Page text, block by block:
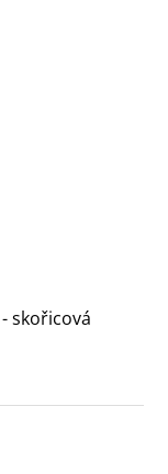
skořicová